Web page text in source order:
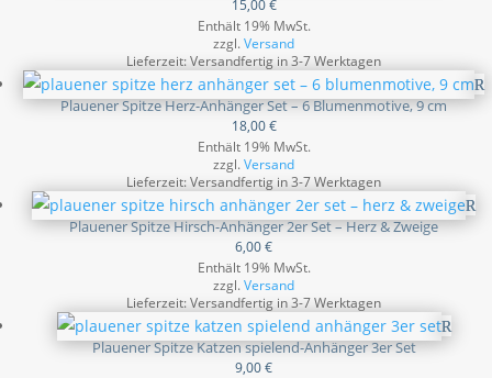
15,00€
Enthält 19% MwSt.
zzgl.Versand
Lieferzeit: Versandfertig in 3-7 Werktagen
Plauener Spitze Herz-Anhänger Set – 6 Blumenmotive, 9 cm
18,00€
Enthält 19% MwSt.
zzgl.Versand
Lieferzeit: Versandfertig in 3-7 Werktagen
Plauener Spitze Hirsch-Anhänger 2er Set – Herz & Zweige
6,00€
Enthält 19% MwSt.
zzgl.Versand
Lieferzeit: Versandfertig in 3-7 Werktagen
Plauener Spitze Katzen spielend-Anhänger 3er Set
9,00€